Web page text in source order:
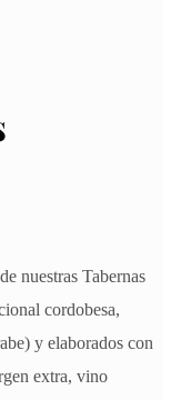
nuestras Tabernas
cordobesa,
y elaborados con
extra, vino